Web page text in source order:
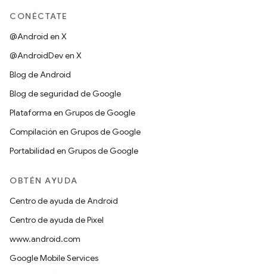
CONÉCTATE
@Android en X
@AndroidDev en X
Blog de Android
Blog de seguridad de Google
Plataforma en Grupos de Google
Compilación en Grupos de Google
Portabilidad en Grupos de Google
OBTÉN AYUDA
Centro de ayuda de Android
Centro de ayuda de Pixel
www.android.com
Google Mobile Services